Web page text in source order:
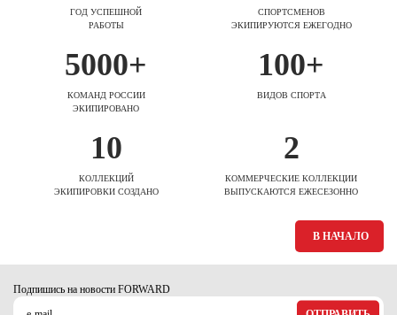
ГОД УСПЕШНОЙ
РАБОТЫ
СПОРТСМЕНОВ
ЭКИПИРУЮТСЯ ЕЖЕГОДНО
5000+
КОМАНД РОССИИ
ЭКИПИРОВАНО
100+
ВИДОВ СПОРТА
10
КОЛЛЕКЦИЙ
ЭКИПИРОВКИ СОЗДАНО
2
КОММЕРЧЕСКИЕ КОЛЛЕКЦИИ
ВЫПУСКАЮТСЯ ЕЖЕСЕЗОННО
В НАЧАЛО
Подпишись на новости FORWARD